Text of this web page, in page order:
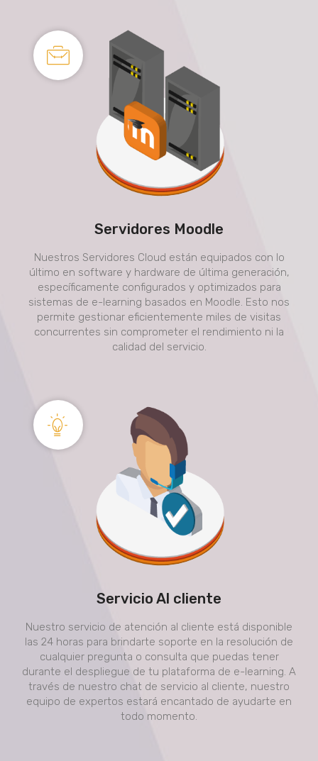
Servidores Moodle
Nuestros Servidores Cloud están equipados con lo
último en software y hardware de última generación,
específicamente configurados y optimizados para
sistemas de e-learning basados en Moodle. Esto nos
permite gestionar eficientemente miles de visitas
concurrentes sin comprometer el rendimiento ni la
calidad del servicio.
Servicio Al cliente
Nuestro servicio de atención al cliente está disponible
las 24 horas para brindarte soporte en la resolución de
cualquier pregunta o consulta que puedas tener
durante el despliegue de tu plataforma de e-learning. A
través de nuestro chat de servicio al cliente, nuestro
equipo de expertos estará encantado de ayudarte en
todo momento.